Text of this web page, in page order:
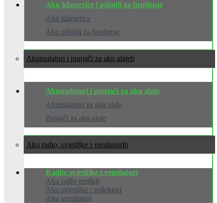
Aku klamerice i pištolji za ljepljenje
Aku klamerice
Aku pištolji za ljepljenje
Akumulatori i punjači za aku alate
Akumulatori i punjači za aku alate
Akumulatori za aku alate
Punjači za aku alate
Aku radio, svjetiljke i ventilatori
Radio, svjetiljke i ventilatori
Aku radio uređaji
Aku svjetiljke / reflektori
Aku ventilatori